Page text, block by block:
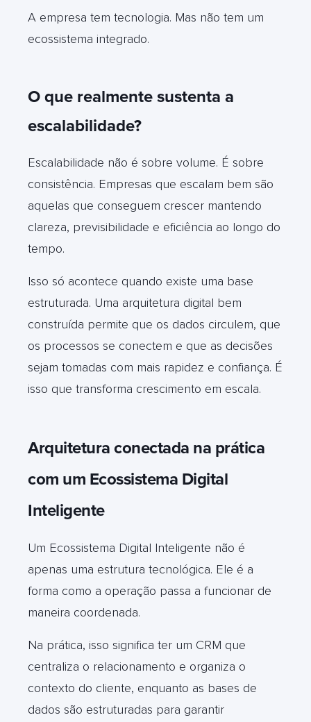
A empresa tem tecnologia. Mas não tem um
ecossistema integrado.
O que realmente sustenta a
escalabilidade?
Escalabilidade não é sobre volume. É sobre
consistência. Empresas que escalam bem são
aquelas que conseguem crescer mantendo
clareza, previsibilidade e eficiência ao longo do
tempo.
Isso só acontece quando existe uma base
estruturada. Uma arquitetura digital bem
construída permite que os dados circulem, que
os processos se conectem e que as decisões
sejam tomadas com mais rapidez e confiança. É
isso que transforma crescimento em escala.
Arquitetura conectada na prática
com um Ecossistema Digital
Inteligente
Um Ecossistema Digital Inteligente não é
apenas uma estrutura tecnológica. Ele é a
forma como a operação passa a funcionar de
maneira coordenada.
Na prática, isso significa ter um CRM que
centraliza o relacionamento e organiza o
contexto do cliente, enquanto as bases de
dados são estruturadas para garantir